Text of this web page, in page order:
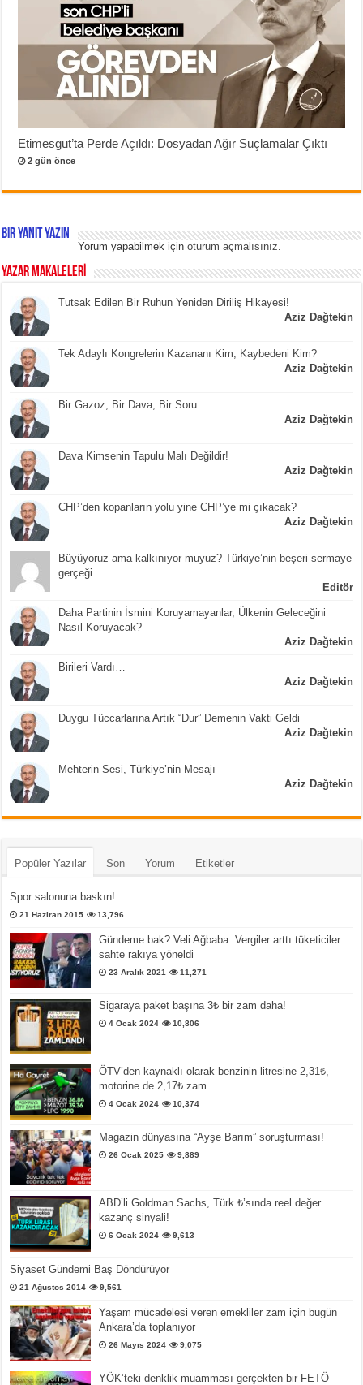
Etimesgut’ta Perde Açıldı: Dosyadan Ağır Suçlamalar Çıktı
2 gün önce
Bir yanıt yazın
Yorum yapabilmek içinoturum açmalısınız
YAZAR MAKALELERİ
Tutsak Edilen Bir Ruhun Yeniden Diriliş Hikayesi!
Aziz Dağtekin
Tek Adaylı Kongrelerin Kazananı Kim, Kaybedeni Kim?
Aziz Dağtekin
Bir Gazoz, Bir Dava, Bir Soru…
Aziz Dağtekin
Dava Kimsenin Tapulu Malı Değildir!
Aziz Dağtekin
CHP’den kopanların yolu yine CHP’ye mi çıkacak?
Aziz Dağtekin
Büyüyoruz ama kalkınıyor muyuz? Türkiye’nin beşeri sermaye
gerçeği
Editör
Daha Partinin İsmini Koruyamayanlar, Ülkenin Geleceğini
Nasıl Koruyacak?
Aziz Dağtekin
Birileri Vardı…
Aziz Dağtekin
Duygu Tüccarlarına Artık “Dur” Demenin Vakti Geldi
Aziz Dağtekin
Mehterin Sesi, Türkiye’nin Mesajı
Aziz Dağtekin
Popüler Yazılar Son Yorum Etiketler
Spor salonuna baskın!
21 Haziran 2015 13,796
Gündeme bak? Veli Ağbaba: Vergiler arttı tüketiciler
sahte rakıya yöneldi
23 Aralık 2021 11,271
Sigaraya paket başına 3₺ bir zam daha!
4 Ocak 2024 10,806
ÖTV’den kaynaklı olarak benzinin litresine 2,31₺,
motorine de 2,17₺ zam
4 Ocak 2024 10,374
Magazin dünyasına “Ayşe Barım” soruşturması!
26 Ocak 2025 9,889
ABD’li Goldman Sachs, Türk ₺’sında reel değer
kazanç sinyali!
6 Ocak 2024 9,613
Siyaset Gündemi Baş Döndürüyor
21 Ağustos 2014 9,561
Yaşam mücadelesi veren emekliler zam için bugün
Ankara’da toplanıyor
26 Mayıs 2024 9,075
YÖK’teki denklik muamması gerçekten bir FETÖ